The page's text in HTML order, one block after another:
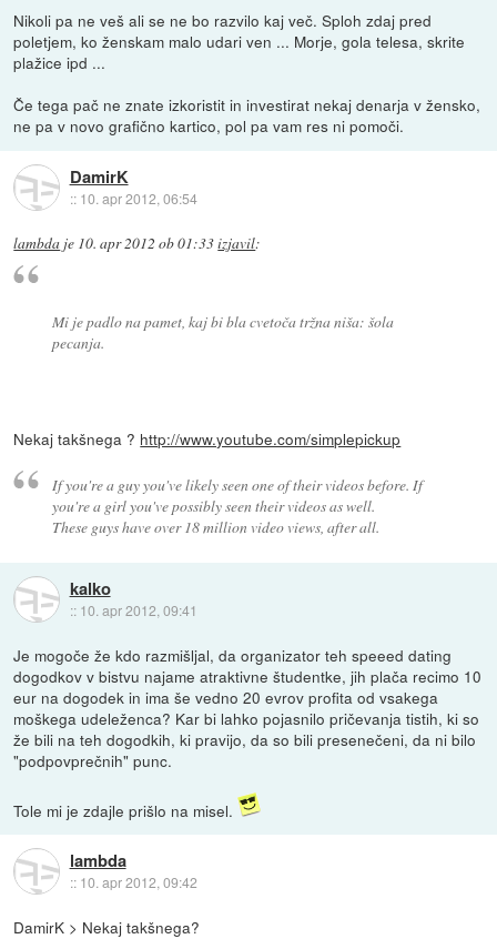
Nikoli pa ne veš ali se ne bo razvilo kaj več. Sploh zdaj pred
poletjem, ko ženskam malo udari ven ... Morje, gola telesa, skrite
plažice ipd ...
Če tega pač ne znate izkoristit in investirat nekaj denarja v žensko,
ne pa v novo grafično kartico, pol pa vam res ni pomoči.
DamirK
:: 10. apr 2012, 06:54
lambda je 10. apr 2012 ob 01:33izjavil:
Mi je padlo na pamet, kaj bi bla cvetoča tržna niša: šola
pecanja.
Nekaj takšnega ? http://www.youtube.com/simplepickup
If you're a guy you've likely seen one of their videos before. If
you're a girl you've possibly seen their videos as well.
These guys have over 18 million video views, after all.
kalko
:: 10. apr 2012, 09:41
Je mogoče že kdo razmišljal, da organizator teh speeed dating
dogodkov v bistvu najame atraktivne študentke, jih plača recimo 10
eur na dogodek in ima še vedno 20 evrov profita od vsakega
moškega udeleženca? Kar bi lahko pojasnilo pričevanja tistih, ki so
že bili na teh dogodkih, ki pravijo, da so bili presenečeni, da ni bilo
"podpovprečnih" punc.
Tole mi je zdajle prišlo na misel.
lambda
:: 10. apr 2012, 09:42
DamirK > Nekaj takšnega?